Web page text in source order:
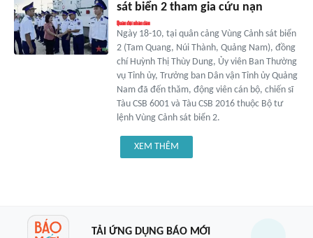
sát biển 2 tham gia cứu nạn
Ngày 18-10, tại quân cảng Vùng Cảnh sát biển
2 (Tam Quang, Núi Thành, Quảng Nam), đồng
chí Huỳnh Thị Thùy Dung, Ủy viên Ban Thường
vụ Tỉnh ủy, Trưởng ban Dân vận Tỉnh ủy Quảng
Nam đã đến thăm, động viên cán bộ, chiến sĩ
Tàu CSB 6001 và Tàu CSB 2016 thuộc Bộ tư
lệnh Vùng Cảnh sát biển 2.
XEM THÊM
TẢI ỨNG DỤNG BÁO MỚI